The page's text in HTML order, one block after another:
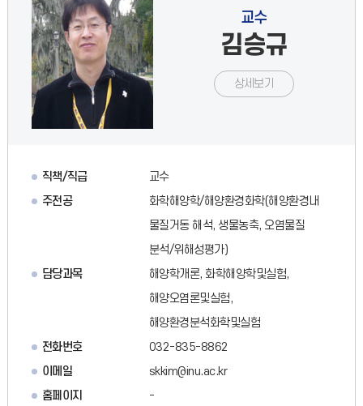
교수
김승규
상세보기
직책/직급
교수
주전공
화학해양학/해양환경화학(해양환경내
물질거동 해석, 생물농축, 오염물질
분석/위해성평가)
담당과목
해양학개론, 화학해양학및실험,
해양오염론및실험,
해양환경분석화학및실험
전화번호
032-835-8862
이메일
skkim@inu.ac.kr
홈페이지
-